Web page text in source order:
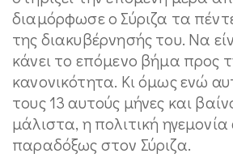
διαμόρφωσε ο Σύριζα τα
της διακυβέρνησής του. Να
κάνει το επόμενο βήμα προς
κανονικότητα. Κι όμως ενώ
τους 13 αυτούς μήνες και
μάλιστα, η πολιτική ηγεμονία
παραδόξως στον Σύριζα.